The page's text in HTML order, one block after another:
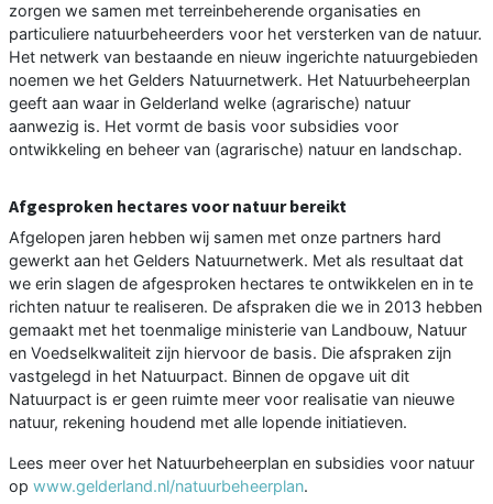
zorgen we samen met terreinbeherende organisaties en
particuliere natuurbeheerders voor het versterken van de natuur.
Het netwerk van bestaande en nieuw ingerichte natuurgebieden
noemen we het Gelders Natuurnetwerk. Het Natuurbeheerplan
geeft aan waar in Gelderland welke (agrarische) natuur
aanwezig is. Het vormt de basis voor subsidies voor
ontwikkeling en beheer van (agrarische) natuur en landschap.
Afgesproken hectares voor natuur bereikt
Afgelopen jaren hebben wij samen met onze partners hard
gewerkt aan het Gelders Natuurnetwerk. Met als resultaat dat
we erin slagen de afgesproken hectares te ontwikkelen en in te
richten natuur te realiseren. De afspraken die we in 2013 hebben
gemaakt met het toenmalige ministerie van Landbouw, Natuur
en Voedselkwaliteit zijn hiervoor de basis. Die afspraken zijn
vastgelegd in het Natuurpact. Binnen de opgave uit dit
Natuurpact is er geen ruimte meer voor realisatie van nieuwe
natuur, rekening houdend met alle lopende initiatieven.
Lees meer over het Natuurbeheerplan en subsidies voor natuur
op www.gelderland.nl/natuurbeheerplan.